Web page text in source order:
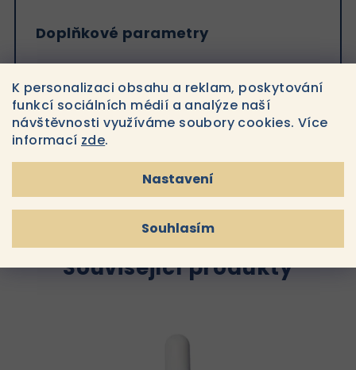
K personalizaci obsahu a reklam, poskytování
funkcí sociálních médií a analýze naší
návštěvnosti využíváme soubory cookies. Více
informací zde.
Nastavení
Souhlasím
Doplňkové parametry
EAN:
853666001030
Množství
Značka: Hydropeptide
Související produkty